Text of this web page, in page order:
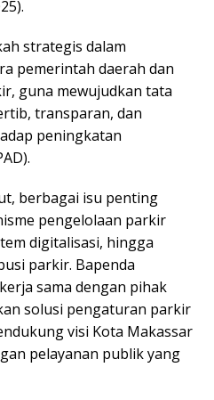
strategis dalam
pemerintah daerah dan
guna mewujudkan tata
transparan, dan
peningkatan
berbagai isu penting
pengelolaan parkir
digitalisasi, hingga
parkir. Bapenda
sama dengan pihak
solusi pengaturan parkir
visi Kota Makassar
pelayanan publik yang